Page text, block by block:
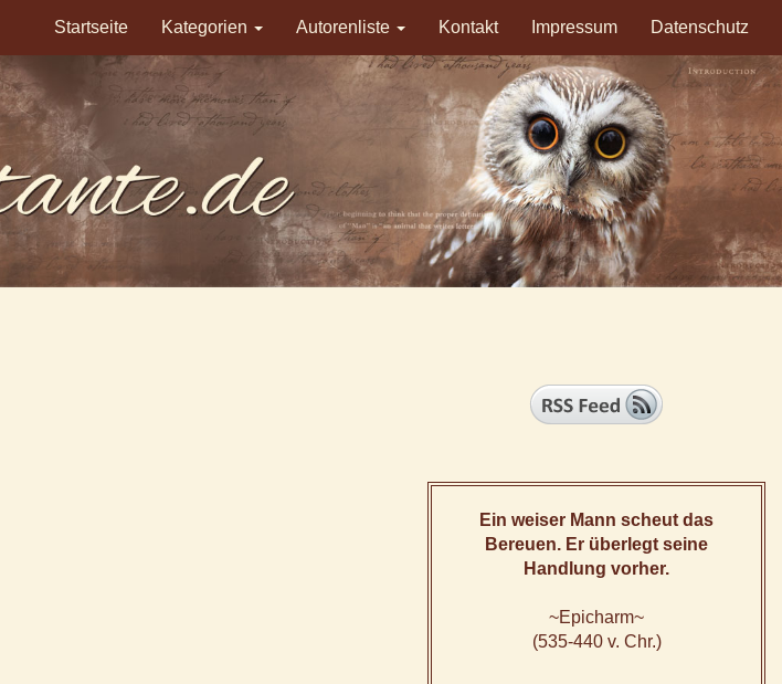
Startseite Kategorien Autorenliste Kontakt Impressum Datenschutz
Ein weiser Mann scheut das
Bereuen. Er überlegt seine
Handlung vorher.
~Epicharm~
(535-440 v. Chr.)